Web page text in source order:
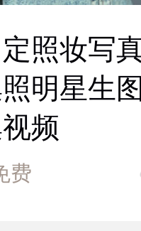
定照妆写
明星生
频
费